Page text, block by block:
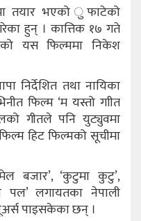
तयार भएको ुफाटेको
हुन् । कात्तिक १७ गते
यस फिल्ममा निकेश
निर्देशित तथा नायिका
फिल्म ‘म यस्तो गाीत
गीतले पनि युट्युवमा
हिट फिल्मको सूचीमा
बजार’, ‘कुटुमा कुटु’,
पल’ लगायतका नेपाली
पाइसकेका छन् ।